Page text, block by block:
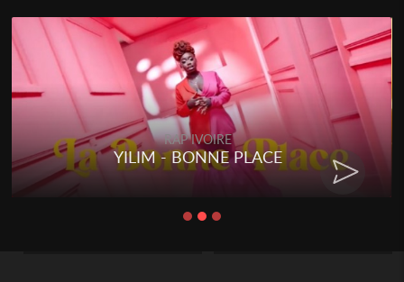
RAP IVOIRE
YILIM - BONNE PLACE